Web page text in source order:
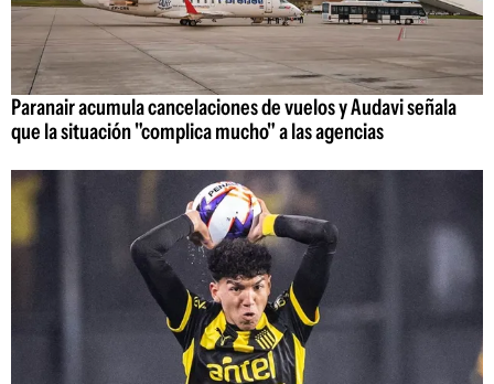
Paranair acumula cancelaciones de vuelos y Audavi señala
que la situación "complica mucho" a las agencias